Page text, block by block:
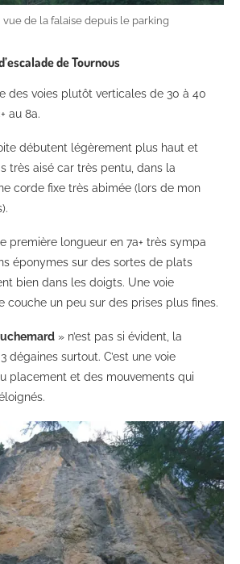
vue de la falaise depuis le parking
de Tournous
des voies plutôt verticales de 30 à 40
au 8a.
débutent légèrement plus haut et
très aisé car très pentu, dans la
corde fixe très abimée (lors de mon
première longueur en 7a+ très sympa
éponymes sur des sortes de plats
bien dans les doigts. Une voie
couche un peu sur des prises plus fines.
» n’est pas si évident, la
dégaines surtout. C’est une voie
placement et des mouvements qui